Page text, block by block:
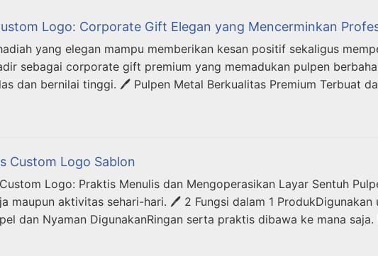
Logo: Corporate Gift Elegan yang Mencerminkan
yang elegan mampu memberikan kesan positif sekaligus
sebagai corporate gift premium yang memadukan pulpen
dan bernilai tinggi. 🖊️ Pulpen Metal Berkualitas Premium Terbuat
Custom Logo Sablon
Logo: Praktis Menulis dan Mengoperasikan Layar Sentuh
maupun aktivitas sehari-hari. 🖊️ 2 Fungsi dalam 1
dan Nyaman DigunakanRingan serta praktis dibawa ke mana